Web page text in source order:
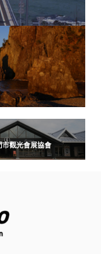
市觀光會展協會